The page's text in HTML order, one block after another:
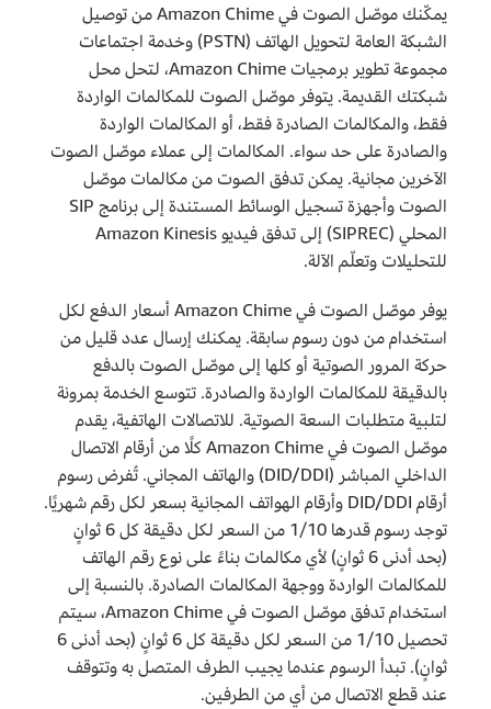
يمكّنك موصّل الصوت في Amazon Chime من توصيل
الشبكة العامة لتحويل الهاتف (PSTN) وخدمة اجتماعات
مجموعة تطوير برمجيات Amazon Chime، لتحل محل
شبكتك القديمة. يتوفر موصّل الصوت للمكالمات الواردة
فقط، والمكالمات الصادرة فقط، أو المكالمات الواردة
والصادرة على حد سواء. المكالمات إلى عملاء موصّل الصوت
الآخرين مجانية. يمكن تدفق الصوت من مكالمات موصّل
الصوت وأجهزة تسجيل الوسائط المستندة إلى برنامج SIP
المحلي (SIPREC) إلى تدفق فيديو Amazon Kinesis
للتحليلات وتعلّم الآلة.
يوفر موصّل الصوت في Amazon Chime أسعار الدفع لكل
استخدام من دون رسوم سابقة. يمكنك إرسال عدد قليل من
حركة المرور الصوتية أو كلها إلى موصّل الصوت بالدفع
بالدقيقة للمكالمات الواردة والصادرة. تتوسع الخدمة بمرونة
لتلبية متطلبات السعة الصوتية. للاتصالات الهاتفية، يقدم
موصّل الصوت في Amazon Chime كلًا من أرقام الاتصال
الداخلي المباشر (DID/DDI) والهاتف المجاني. تُفرض رسوم
أرقام DID/DDI وأرقام الهواتف المجانية بسعر لكل رقم شهريًا.
توجد رسوم قدرها 1/10 من السعر لكل دقيقة كل 6 ثوانٍ
(بحد أدنى 6 ثوانٍ) لأي مكالمات بناءً على نوع رقم الهاتف
للمكالمات الواردة ووجهة المكالمات الصادرة. بالنسبة إلى
استخدام تدفق موصّل الصوت في Amazon Chime، سيتم
تحصيل 1/10 من السعر لكل دقيقة كل 6 ثوانٍ (بحد أدنى 6
ثوانٍ). تبدأ الرسوم عندما يجيب الطرف المتصل به وتتوقف
عند قطع الاتصال من أي من الطرفين.